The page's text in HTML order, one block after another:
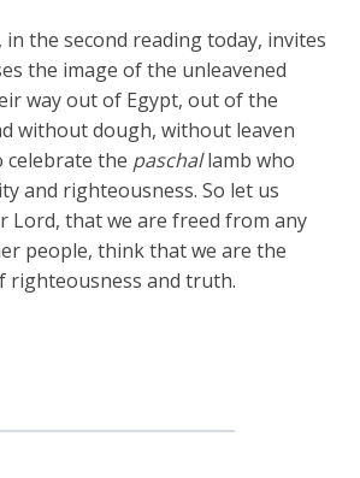
the second reading today, invites
the image of the unleavened
way out of Egypt, out of the
without dough, without leaven
celebrate the paschallamb who
and righteousness. So let us
Lord, that we are freed from any
people, think that we are the
of righteousness and truth.